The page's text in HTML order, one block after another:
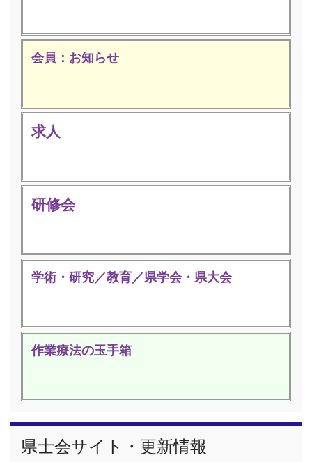
会員：お知らせ
求人
研修会
学術・研究／教育／県学会・県大会
作業療法の玉手箱
県士会サイト・更新情報